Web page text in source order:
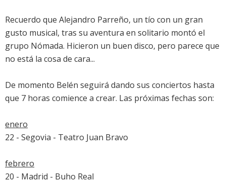
Recuerdo que Alejandro Parreño, un tío con un gran
gusto musical, tras su aventura en solitario montó el
grupo Nómada. Hicieron un buen disco, pero parece que
no está la cosa de cara...
De momento Belén seguirá dando sus conciertos hasta
que 7 horas comience a crear. Las próximas fechas son:
enero
22 - Segovia - Teatro Juan Bravo
febrero
20 - Madrid - Buho Real